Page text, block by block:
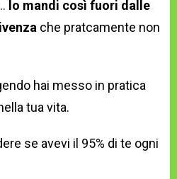
lo mandi così fuori dalle
che pratcamente non
hai messo in pratica
tua vita.
se avevi il 95% di te ogni